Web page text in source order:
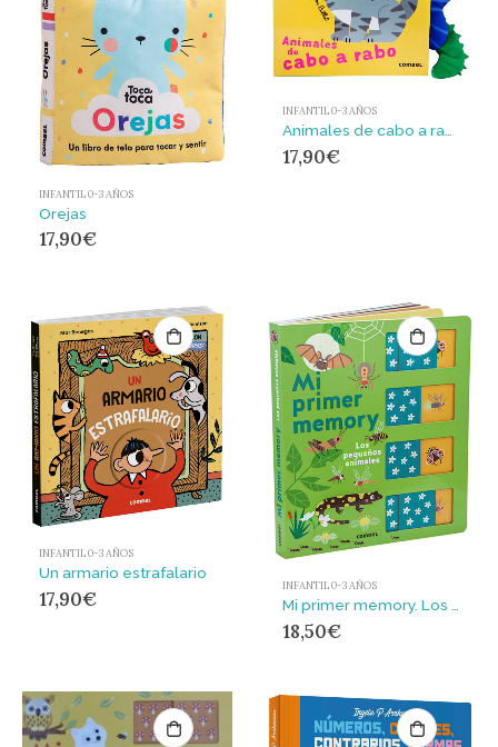
INFANTIL 0-3 AÑOS
Orejas
17,90€
INFANTIL 0-3 AÑOS
17,90€
INFANTIL 0-3 AÑOS
Un armario estrafalario
17,90€
INFANTIL 0-3 AÑOS
18,50€